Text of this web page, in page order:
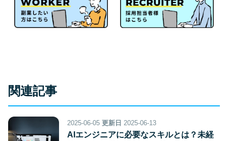
関連記事
2025-06-05 更新日 2025-06-13
AIエンジニアに必要なスキルとは？未経